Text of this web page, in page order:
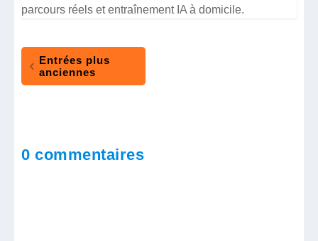
parcours réels et entraînement IA à domicile.
Entrées plus
anciennes
0 commentaires